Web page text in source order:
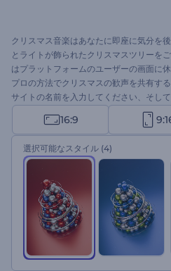
クリスマス音楽はあなたに即座に気分を
とライトが飾られたクリスマスツリーを
はプラットフォームのユーザーの画面に
プロの方法でクリスマスの歓声を共有す
サイトの名前を入力してください、そし
16:9
選択可能なスタイル (4)